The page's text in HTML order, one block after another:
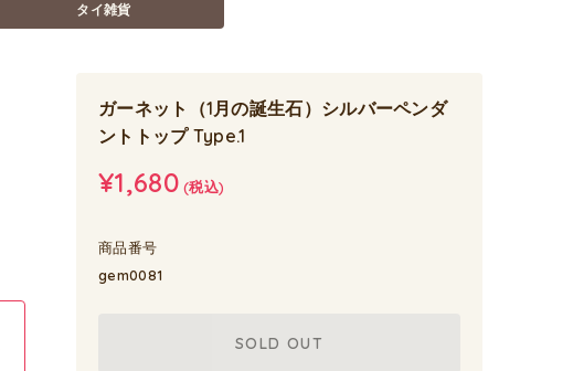
タイ雑貨
ガーネット（1月の誕生石）シルバーペンダ
ントトップ Type.1
¥1,680(税込)
商品番号
gem0081
SOLD OUT